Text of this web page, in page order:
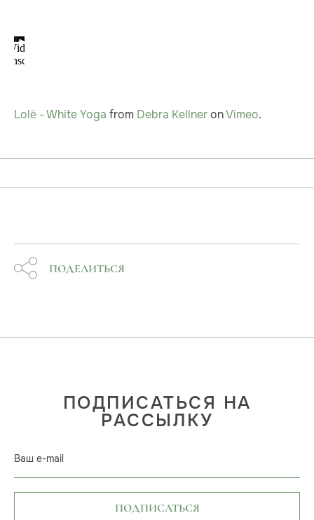
Lolë - White Yoga from Debra KellneronVimeo.
ПОДЕЛИТЬСЯ
ПОДПИСАТЬСЯ НА
РАССЫЛКУ
Ваш e-mail
ПОДПИСАТЬСЯ